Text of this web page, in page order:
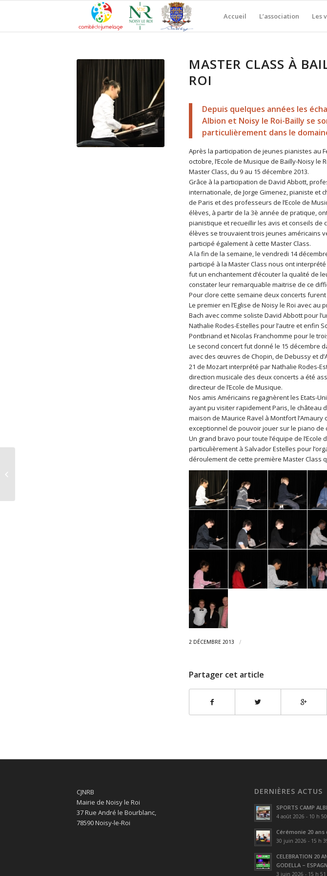
Accueil L’association Les
MASTER CLASS À
ROI
Depuis quelques années les
Albion et Noisy le Roi-Bailly se
particulièrement dans le
Après la participation de jeunes pianistes au
octobre, l’Ecole de Musique de Bailly-Noisy le
Master Class, du 9 au 15 décembre 2013.
Grâce à la participation de David Abbott,
internationale, de Jorge Gimenez, pianiste et
de Paris et des professeurs de l’Ecole de
élèves, à partir de la 3è année de pratique,
pianistique et recueillir les avis et conseils de
élèves se trouvaient trois jeunes américains
participé également à cette Master Class.
A la fin de la semaine, le vendredi 14
participé à la Master Class nous ont
fut un enchantement d’écouter la qualité de
constater leur remarquable maitrise de ce
Pour clore cette semaine deux concerts
Le premier en l’Eglise de Noisy le Roi avec au
Bach avec comme soliste David Abbott pour
Nathalie Rodes-Estelles pour l’autre et enfin
Pontbriand et Nicolas Franchomme pour le
Le second concert fut donné le 15 décembre
avec des œuvres de Chopin, de Debussy et
21 de Mozart interprété par Nathalie Rodes-
direction musicale des deux concerts a été
directeur de l’Ecole de Musique.
Nos amis Américains regagnèrent les Etats-
ayant pu visiter rapidement Paris, le château
maison de Maurice Ravel à Montfort l’Amaury
exceptionnel de pouvoir jouer sur le piano de
Un grand bravo pour toute l’équipe de l’Ecole
particulièrement à Salvador Estelles pour
déroulement de cette première Master Class
2 DÉCEMBRE 2013 /
Partager cet article
CJNRB
Mairie de Noisy le Roi
37 Rue André le Bourblanc,
78590 Noisy-le-Roi
DERNIÈRES ACTUS
SPORTS CAMP
4 août 2026 - 10 h
Cérémonie 20
30 juin 2026 - 15 h
CELEBRATION 20
GODELLA –
3 juin 2026 - 15 h